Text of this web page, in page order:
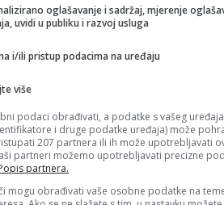
odigrano proteklog vikenda,
europske scene
oglašavanje i sadržaj, mjerenje
uvidi u publiku i razvoj usluga
i/ili pristup podacima na uređaju
više
podaci obrađivati, a podatke s vašeg
i druge podatke uređaja) može
207 partnera ili ih može upotrebljavati
partneri možemo upotrebljavati precizne
partnera.
mogu obrađivati vaše osobne podatke na